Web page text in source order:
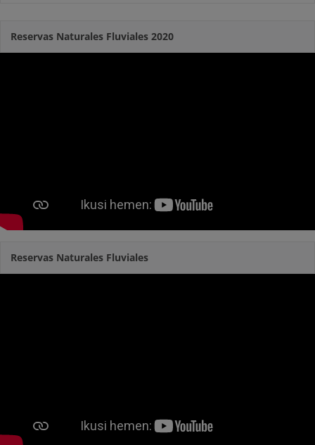
Reservas Naturales Fluviales 2020
Reservas Naturales Fluviales